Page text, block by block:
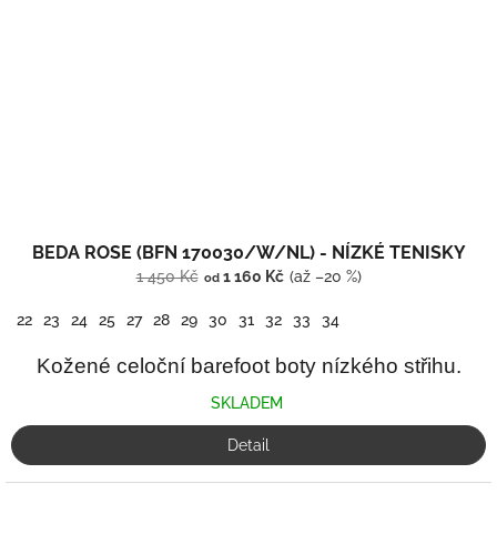
BEDA ROSE (BFN 170030/W/NL) - NÍZKÉ TENISKY
1 450 Kč od1 160 Kč (až –20 %)
22 23 24 25 27 28 29 30 31 32 33 34
Kožené celoční barefoot boty nízkého střihu.
SKLADEM
Detail